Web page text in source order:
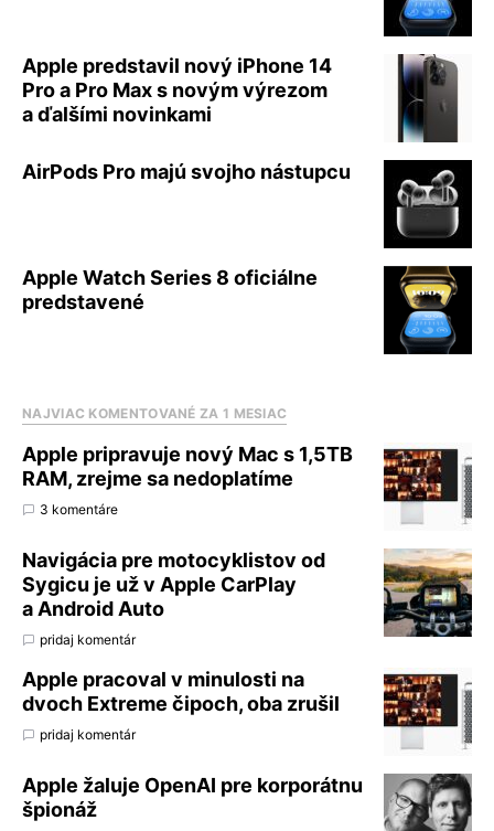
Apple predstavil nový iPhone 14
Pro a Pro Max s novým výrezom
a ďalšími novinkami
AirPods Pro majú svojho nástupcu
Apple Watch Series 8 oficiálne
predstavené
NAJVIAC KOMENTOVANÉ ZA 1 MESIAC
Apple pripravuje nový Mac s 1,5TB
RAM, zrejme sa nedoplatíme
3 komentáre
Navigácia pre motocyklistov od
Sygicu je už v Apple CarPlay
a Android Auto
pridaj komentár
Apple pracoval v minulosti na
dvoch Extreme čipoch, oba zrušil
pridaj komentár
Apple žaluje OpenAI pre korporátnu
špionáž